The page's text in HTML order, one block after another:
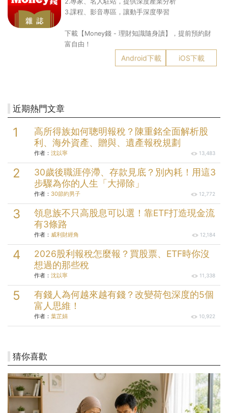
3.課程、影音專區，讓動手深度學習
下載【Money錢 - 理財知識隨身讀】，提前預約財
富自由！
Android下載 iOS下載
近期熱門文章
高所得族如何聰明報稅？陳重銘全面解析股
利、海外資產、贈與、遺產報稅規劃
作者： 沈以寧 13,483
30歲後職涯停滯、存款見底？別內耗！用這3
步驟為你的人生「大掃除」
作者： 30節約男子 12,772
領息族不只高股息可以選！靠ETF打造現金流
有3條路
作者： 威利財經角 12,184
2026股利報稅怎麼報？買股票、ETF時你沒
想過的那些稅
作者： 沈以寧 11,338
有錢人為何越來越有錢？改變荷包深度的5個
富人思維！
作者： 葉芷娟 10,922
猜你喜歡